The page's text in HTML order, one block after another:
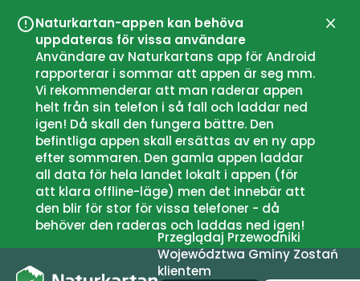
Naturkartan-appen kan behöva
uppdateras för vissa användare
Användare av Naturkartans app för Android
rapporterar i sommar att appen är seg mm.
Vi rekommenderar att man raderar appen
helt från sin telefon i så fall och laddar ned
igen! Då skall den fungera bättre. Den
befintliga appen skall ersättas av en ny app
efter sommaren. Den gamla appen laddar
all data för hela landet lokalt i appen (för
att klara offline-läge) men det innebär att
den blir för stor för vissa telefoner - då
behöver den raderas och laddas ned igen!
Przeglądaj Przewodniki
Województwa Gminy Zostań
klientem